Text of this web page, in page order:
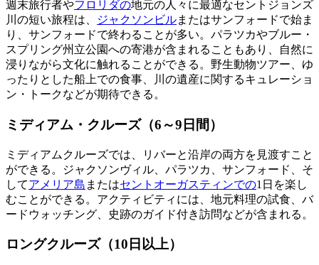
週末旅行者やフロリダの地元の人々に最適なセントジョンズ
川の短い旅程は、
ジャクソンビルまたはサンフォードで始ま
り、サンフォードで終わることが多い。パラツカやブルー・
スプリング州立公園への寄港が含まれることもあり、自然に
浸りながら文化に触れることができる。野生動物ツアー、ゆ
ったりとした船上での食事、川の遺産に関するキュレーショ
ン・トークなどが期待できる。
ミディアム・クルーズ（6～9日間）
ミディアムクルーズでは、リバーと沿岸の両方を見渡すこと
ができる。ジャクソンヴィル、パラツカ、サンフォード、そ
してアメリア島 またはセントオーガスティンでの1日を楽し
むことができる。アクティビティには、地元料理の試食、バ
ードウォッチング、史跡のガイド付き訪問などが含まれる。
ロングクルーズ（10日以上）